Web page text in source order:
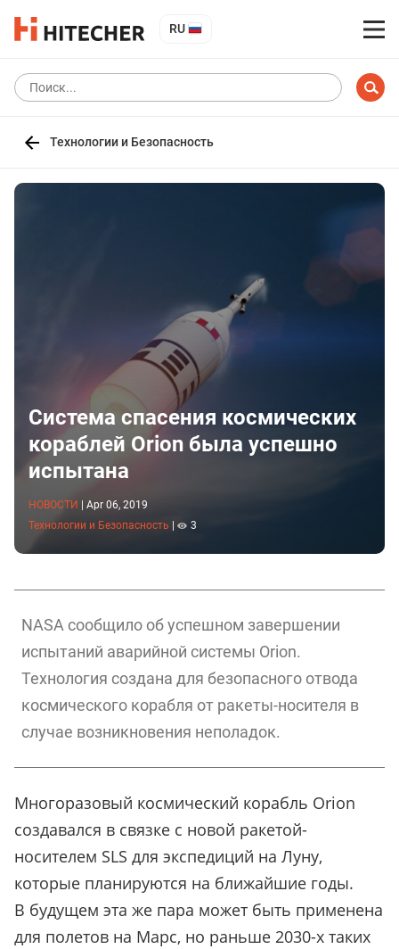
RU
Технологии и Безопасность
Система спасения космических
кораблей Orion была успешно
испытана
НОВОСТИ
Apr 06, 2019
Технологии и Безопасность
3
NASA сообщило об успешном завершении
испытаний аварийной системы Orion.
Технология создана для безопасного отвода
космического корабля от ракеты-носителя в
случае возникновения неполадок.
Многоразовый космический корабль Orion
создавался в связке с новой ракетой-
носителем SLS для экспедиций на Луну,
которые планируются на ближайшие годы.
В будущем эта же пара может быть применена
для полетов на Марс, но раньше 2030-х таких